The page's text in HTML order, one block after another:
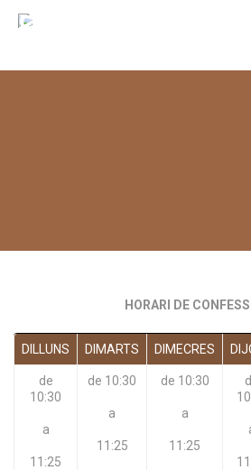
HORARI DE
DILLUNS DIMARTS DIMECRES
de
10:30
a
11:25
de 10:30
a
11:25
de 10:30
a
11:25